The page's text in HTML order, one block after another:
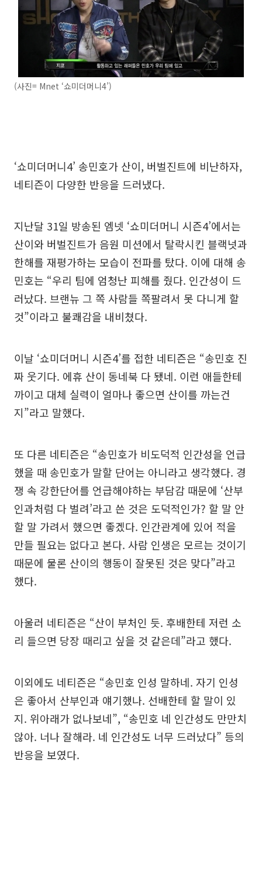
(사진= Mnet ‘쇼미더머니4’)
‘쇼미더머니4’ 송민호가 산이, 버벌진트에 비난하자,
네티즌이 다양한 반응을 드러냈다.
지난달 31일 방송된 엠넷 ‘쇼미더머니 시즌4’에서는
산이와 버벌진트가 음원 미션에서 탈락시킨 블랙넛과
한해를 재평가하는 모습이 전파를 탔다. 이에 대해 송
민호는 “우리 팀에 엄청난 피해를 줬다. 인간성이 드
러났다. 브랜뉴 그 쪽 사람들 쪽팔려서 못 다니게 할
것”이라고 불쾌감을 내비쳤다.
이날 ‘쇼미더머니 시즌4’를 접한 네티즌은 “송민호 진
짜 웃기다. 에휴 산이 동네북 다 됐네. 이런 애들한테
까이고 대체 실력이 얼마나 좋으면 산이를 까는건
지”라고 말했다.
또 다른 네티즌은 “송민호가 비도덕적 인간성을 언급
했을 때 송민호가 말할 단어는 아니라고 생각했다. 경
쟁 속 강한단어를 언급해야하는 부담감 때문에 ‘산부
인과처럼 다 벌려’라고 쓴 것은 도덕적인가? 할 말 안
할 말 가려서 했으면 좋겠다. 인간관계에 있어 적을
만들 필요는 없다고 본다. 사람 인생은 모르는 것이기
때문에 물론 산이의 행동이 잘못된 것은 맞다”라고
했다.
아울러 네티즌은 “산이 부처인 듯. 후배한테 저런 소
리 들으면 당장 때리고 싶을 것 같은데”라고 했다.
이외에도 네티즌은 “송민호 인성 말하네. 자기 인성
은 좋아서 산부인과 얘기했나. 선배한테 할 말이 있
지. 위아래가 없나보네”, “송민호 네 인간성도 만만치
않아. 너나 잘해라. 네 인간성도 너무 드러났다” 등의
반응을 보였다.